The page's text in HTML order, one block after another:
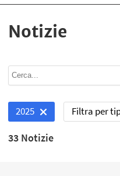
Notizie
2025 Filtra per
33 Notizie